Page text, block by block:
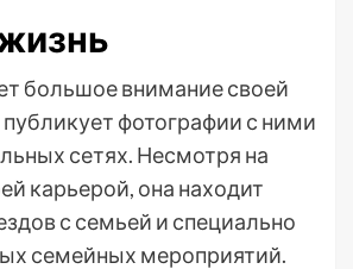
большое внимание своей
публикует фотографии с ними
сетях. Несмотря на
карьерой, она находит
с семьей и специально
семейных мероприятий.